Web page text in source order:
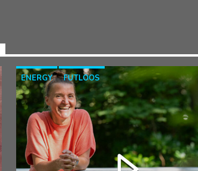
ENERGY
FUTLOOS
HORMOONTHERAPEUT
OVERGANG
RAZO & ZORG